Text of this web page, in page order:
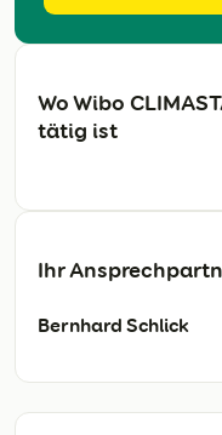
Wo Wibo
tätig ist
Ihr
Bernhard Schlick